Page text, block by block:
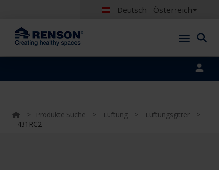
Deutsch - Österreich
> Produkte Suche > Lüftung > Lüftungsgitter
>
431RC2